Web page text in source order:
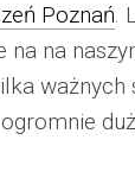
Poznań.
na
ważnych